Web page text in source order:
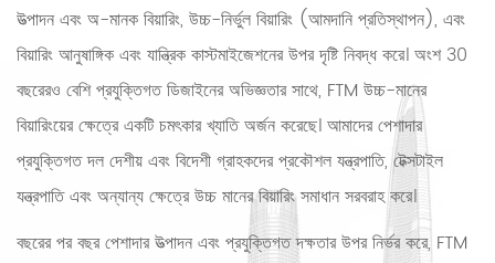
উত্পাদন এবং অ-মানক বিয়ারিং, উচ্চ-নির্ভুল বিয়ারিং (আমদানি প্রতিস্থাপন), এবং
বিয়ারিং আনুষাঙ্গিক এবং যান্ত্রিক কাস্টমাইজেশনের উপর দৃষ্টি নিবদ্ধ করে। অংশ 30
বছরেরও বেশি প্রযুক্তিগত ডিজাইনের অভিজ্ঞতার সাথে, FTM উচ্চ-মানের
বিয়ারিংয়ের ক্ষেত্রে একটি চমৎকার খ্যাতি অর্জন করেছে। আমাদের পেশাদার
প্রযুক্তিগত দল দেশীয় এবং বিদেশী গ্রাহকদের প্রকৌশল যন্ত্রপাতি, টেক্সটাইল
যন্ত্রপাতি এবং অন্যান্য ক্ষেত্রে উচ্চ মানের বিয়ারিং সমাধান সরবরাহ করে।
বছরের পর বছর পেশাদার উত্পাদন এবং প্রযুক্তিগত দক্ষতার উপর নির্ভর করে, FTM